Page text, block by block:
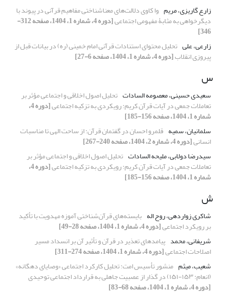
زارع گاریزی، مریم وا کاوی دلالت‌های معناشناختی مفاهیم قرآنی در پیوند با
دیگرخواهی به مثابۀ مفهومی اجتماعی [دوره 4، شماره 1، 1404، صفحه 312-
346]
زارعی، علی تحلیل محتوای استنادات قرآنی امام خمینی (ره) در بیانات قبل از
پیروزی انقلاب[دوره 4، شماره 1، 1404، صفحه 6-27]
س
سعیدی حسینی، معصومه السادات تحلیل اصول اخلاقی و اجتماعی مؤثر بر
تعاملات جمعی در آیات قرآن کریم: رویکردی به تزکیه اجتماعی [دوره 4،
شماره 1، 1404، صفحه 156-185]
سلمانیان، سمیه قلمرو احسان در گفتمان قرآن: از ساحت الهی تا مناسبات
انسانی[دوره 4، شماره 2، 1404، صفحه 240-267]
سیدرضا دولابی، ملیحه السادات تحلیل اصول اخلاقی و اجتماعی مؤثر بر
تعاملات جمعی در آیات قرآن کریم: رویکردی به تزکیه اجتماعی [دوره 4،
شماره 1، 1404، صفحه 156-185]
ش
شاکری زواردهی، روح اله بایسته‌های قرآن‌شناختی آموزه‌ مهدویت با تأکید
بر رویکرد اجتماعی[دوره 4، شماره 1، 1404، صفحه 28-49]
شریفانی، محمد پیامدهای تعذیر در قرآن و تأثیر آن بر انسداد مسیر
اصلاحات اجتماعی[دوره 4، شماره 1، 1404، صفحه 274-311]
شعیب، میثم منشور تأسیس امت: تحلیل کارکرد اجتماعی «وصایای دهگانه»
(انعام: ۱۵۳-۱۵۱) در گذار از عصبیت جاهلی به قرارداد اجتماعی توحیدی
[دوره 4، شماره 1، 1404، صفحه 68-83]